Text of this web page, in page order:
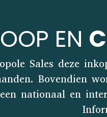
EN
Sales deze
Bovendien
nationaal en